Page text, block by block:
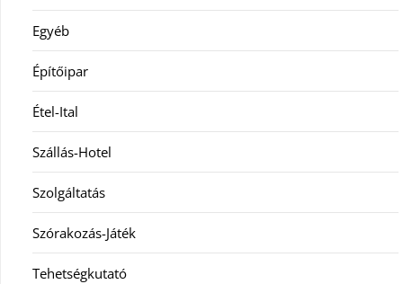
Egyéb
Építőipar
Étel-Ital
Szállás-Hotel
Szolgáltatás
Szórakozás-Játék
Tehetségkutató